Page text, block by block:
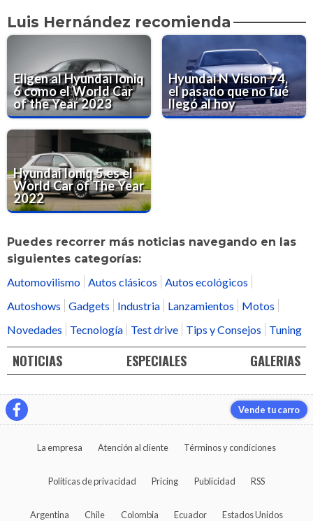
Luis Hernández recomienda
Eligen al Hyundai Ioniq
6 como el World Car
of the Year 2023
Hyundai N Vision 74,
el pasado que no fué
llegó al hoy
Hyundai Ioniq 5 es el
World Car of The Year
2022
Puedes recorrer más noticias navegando en las
siguientes categorías:
Automovilismo Autos clásicos
Autos ecológicos
Autoshows
Gadgets Industria Lanzamientos
Motos
Novedades
Tecnología Test drive Tips y Consejos Tuning
NOTICIAS ESPECIALES GALERIAS
Vende tu carro
La empresa Atención al cliente Términos y condiciones
Políticas de privacidad Pricing Publicidad RSS
Argentina Chile Colombia Ecuador Estados Unidos